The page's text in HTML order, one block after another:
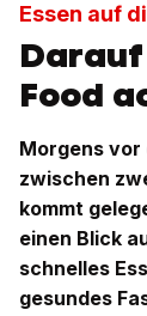
Essen auf
Food
Morgens
zwischen
kommt
einen Blick
schnelles
gesundes